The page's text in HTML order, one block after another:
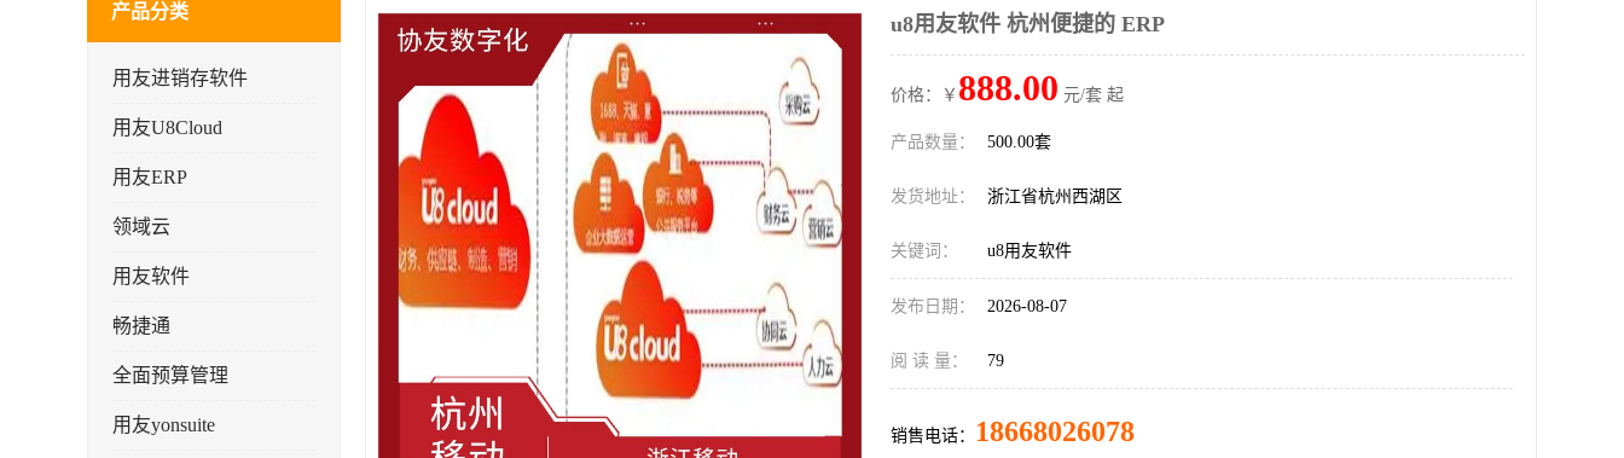
产品分类
用友进销存软件
用友U8Cloud
用友ERP
领域云
用友软件
畅捷通
全面预算管理
用友yonsuite
u8用友软件 杭州便捷的 ERP
价格：￥ 888.00 元/套 起
产品数量： 500.00套
发货地址： 浙江省杭州西湖区
关键词： u8用友软件
发布日期： 2026-08-07
阅 读 量： 79
销售电话： 18668026078